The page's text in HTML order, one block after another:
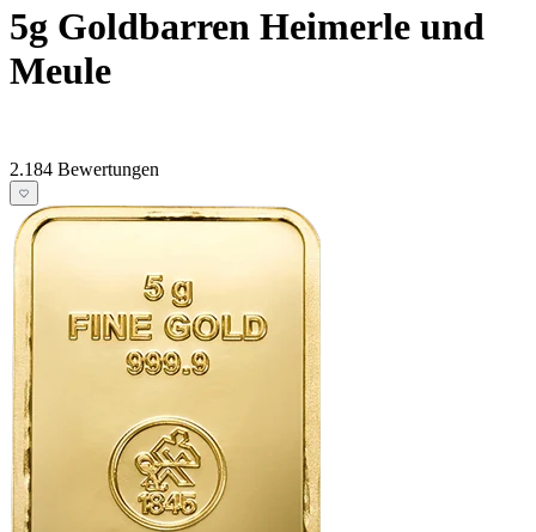
5g Goldbarren Heimerle und
Meule
2.184 Bewertungen